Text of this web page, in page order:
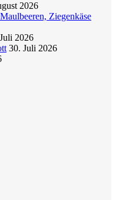
2026
Ziegenkäse
2026
30. Juli 2026